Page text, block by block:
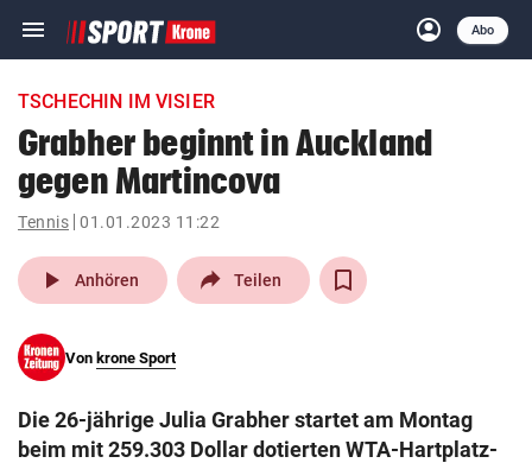
menu Navigation
ein-/ausklappen
account_circle
Anmelden
Abo
close Schließen
account_circle Anmelden
pin_drop
Wien arrow_right
search
eingeben
TSCHECHIN IM VISIER
Grabher beginnt in Auckland
gegen Martincova
Tennis 01.01.2023 11:22
play_arrow Anhören Teilen
Von krone Sport
Die 26-jährige Julia Grabher startet am Montag
beim mit 259.303 Dollar dotierten WTA-Hartplatz-